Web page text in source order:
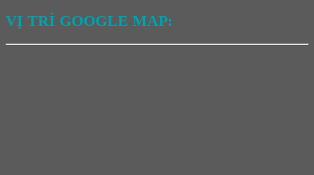
VỊ TRÍ GOOGLE MAP: